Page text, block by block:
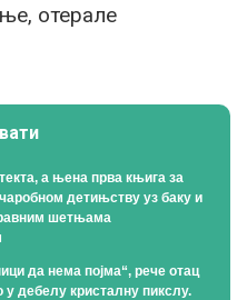
отерале
а њена прва књига за
детињству уз баку и
шетњама
да нема појма“, рече отац
у дебелу кристалну пикслу.